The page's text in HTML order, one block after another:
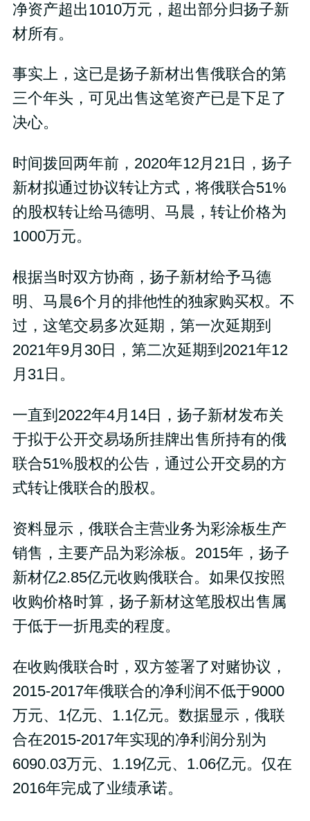
净资产超出1010万元，超出部分归扬子新
材所有。
事实上，这已是扬子新材出售俄联合的第
三个年头，可见出售这笔资产已是下足了
决心。
时间拨回两年前，2020年12月21日，扬子
新材拟通过协议转让方式，将俄联合51%
的股权转让给马德明、马晨，转让价格为
1000万元。
根据当时双方协商，扬子新材给予马德
明、马晨6个月的排他性的独家购买权。不
过，这笔交易多次延期，第一次延期到
2021年9月30日，第二次延期到2021年12
月31日。
一直到2022年4月14日，扬子新材发布关
于拟于公开交易场所挂牌出售所持有的俄
联合51%股权的公告，通过公开交易的方
式转让俄联合的股权。
资料显示，俄联合主营业务为彩涂板生产
销售，主要产品为彩涂板。2015年，扬子
新材亿2.85亿元收购俄联合。如果仅按照
收购价格时算，扬子新材这笔股权出售属
于低于一折甩卖的程度。
在收购俄联合时，双方签署了对赌协议，
2015-2017年俄联合的净利润不低于9000
万元、1亿元、1.1亿元。数据显示，俄联
合在2015-2017年实现的净利润分别为
6090.03万元、1.19亿元、1.06亿元。仅在
2016年完成了业绩承诺。